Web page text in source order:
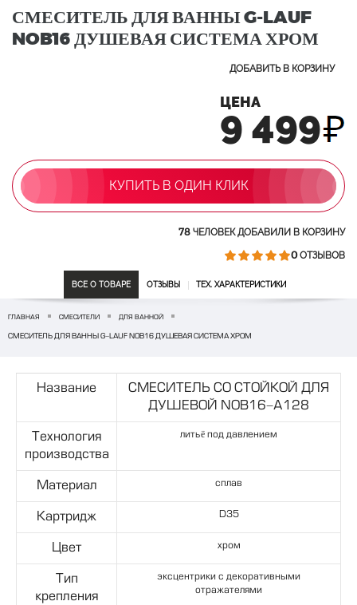
СМЕСИТЕЛЬ ДЛЯ ВАННЫ G-LAUF
NOB16 ДУШЕВАЯ СИСТЕМА ХРОМ
ДОБАВИТЬ В КОРЗИНУ
ЦЕНА
9 499
КУПИТЬ В ОДИН КЛИК
ВСЕ О ТОВАРЕ ОТЗЫВЫ ТЕХ. ХАРАКТЕРИСТИКИ
78 ЧЕЛОВЕК ДОБАВИЛИ В КОРЗИНУ
0ОТЗЫВОВ
ГЛАВНАЯ СМЕСИТЕЛИ ДЛЯ ВАННОЙ
СМЕСИТЕЛЬ ДЛЯ ВАННЫ G-LAUF NOB16 ДУШЕВАЯ СИСТЕМА ХРОМ
Название
СМЕСИТЕЛЬ СО СТОЙКОЙ ДЛЯ
ДУШЕВОЙ NOB16-A128
Технология
производства
литьё под давлением
Материал сплав
Картридж D35
Цвет хром
Тип
крепления
эксцентрики с декоративными
отражателями